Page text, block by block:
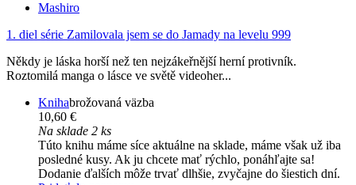
Mashiro
1. diel série Zamilovala jsem se do Jamady na levelu 999
Někdy je láska horší než ten nejzákeřnější herní protivník.
Roztomilá manga o lásce ve světě videoher...
Knihabrožovaná väzba
10,60 €
Na sklade 2 ks
Túto knihu máme síce aktuálne na sklade, máme však už iba
posledné kusy. Ak ju chcete mať rýchlo, ponáhľajte sa!
Dodanie ďalších môže trvať dlhšie, zvyčajne do šiestich dní.